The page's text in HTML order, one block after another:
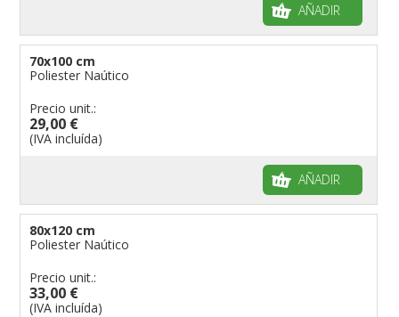
AÑADIR
70x100 cm
Poliester Naútico
Precio unit.:
29,00 €
(IVA incluída)
AÑADIR
80x120 cm
Poliester Naútico
Precio unit.:
33,00 €
(IVA incluída)